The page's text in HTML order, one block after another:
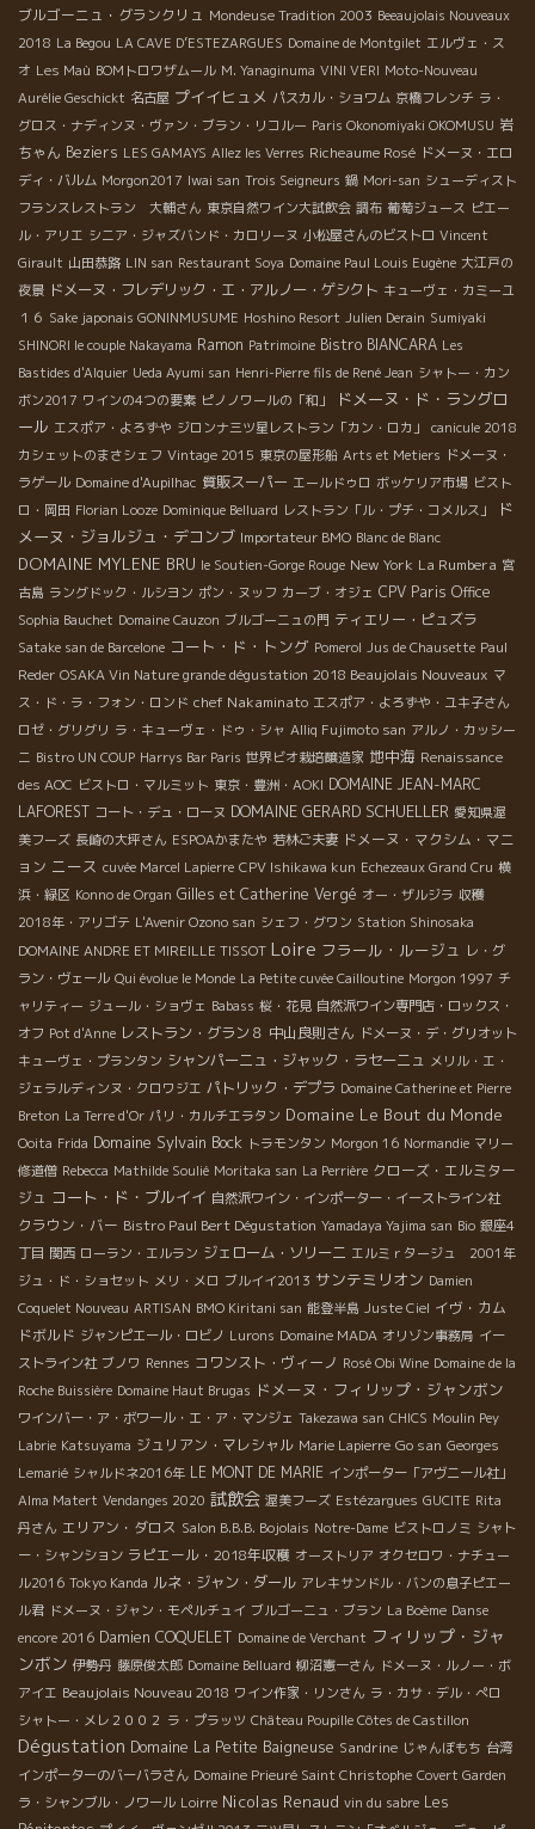
ブルゴーニュ・グランクリュ Mondeuse Tradition 2003 Beeaujolais Nouveaux
2018 La Begou LA CAVE D’ESTEZARGUES Domaine de Montgilet エルヴェ・ス
オ Les Maù BOMトロワザムール M. Yanaginuma VINI VERI Moto-Nouveau
Aurélie Geschickt 名古屋 プイイヒュメ パスカル・ショワム 京橋フレンチ ラ・
グロス・ナディンヌ・ヴァン・ブラン・リコルー Paris Okonomiyaki OKOMUSU 岩
ちゃん Beziers LES GAMAYS Allez les Verres Richeaume Rosé ドメーヌ・エロ
ディ・バルム Morgon2017 Iwai san Trois Seigneurs 鍋 Mori-san シューディスト
フランスレストラン 大輔さん 東京自然ワイン大試飲会 調布 葡萄ジュース ピエー
ル・アリエ シニア・ジャズバンド・カロリーヌ 小松屋さんのビストロ Vincent
Girault 山田恭路 LIN san Restaurant Soya Domaine Paul Louis Eugène 大江戸の
夜景 ドメーヌ・フレデリック・エ・アルノー・ゲシクト キューヴェ・カミーユ
１６ Sake japonais GONINMUSUME Hoshino Resort Julien Derain Sumiyaki
SHINORI le couple Nakayama Ramon Patrimoine Bistro BIANCARA Les
Bastides d'Alquier Ueda Ayumi san Henri-Pierre fils de René Jean シャトー・カン
ボン2017 ワインの4つの要素 ピノノワールの「和」
ドメーヌ・ド・ラングロ
ール エスポア・よろずや ジロンナ三ツ星レストラン「カン・ロカ」
canicule 2018
カシェットのまさシェフ Vintage 2015 東京の屋形船 Arts et Metiers ドメーヌ・
ラゲール Domaine d'Aupilhac 質販スーパー エールドゥロ ボッケリア市場 ビスト
ロ・岡田 Florian Looze Dominique Belluard レストラン「ル・プチ・コメルス」
ド
メーヌ・ジョルジュ・デコンブ Importateur BMO Blanc de Blanc
DOMAINE MYLENE BRU le Soutien-Gorge Rouge New York La Rumbera 宮
古島 ラングドック・ルシヨン ポン・ヌッフ カーブ・オジェ CPV Paris Office
Sophia Bauchet Domaine Cauzon ブルゴーニュの門 ティエリー・ピュズラ
Satake san de Barcelone コート・ド・トング Pomerol Jus de Chausette Paul
Reder OSAKA Vin Nature grande dégustation 2018 Beaujolais Nouveaux マ
ス・ド・ラ・フォン・ロンド chef Nakaminato エスポア・よろずや・ユキ子さん
ロゼ・グリグリ ラ・キューヴェ・ドゥ・シャ Alliq Fujimoto san アルノ・カッシー
ニ Bistro UN COUP Harrys Bar Paris 世界ビオ栽培醸造家 地中海 Renaissance
des AOC ビストロ・マルミット 東京・豊洲・AOKI DOMAINE JEAN-MARC
LAFOREST コート・デュ・ローヌ DOMAINE GERARD SCHUELLER 愛知県渥
美フーズ 長崎の大坪さん ESPOAかまたや 若林ご夫妻 ドメーヌ・マクシム・マニ
ョン ニース cuvée Marcel Lapierre CPV Ishikawa kun Echezeaux Grand Cru 横
浜・緑区 Konno de Organ Gilles et Catherine Vergé オー・ザルジラ 収穫
2018年・アリゴテ L'Avenir Ozono san シェフ・グワン Station Shinosaka
DOMAINE ANDRE ET MIREILLE TISSOT Loire フラール・ルージュ レ・グ
ラン・ヴェール Qui évolue le Monde La Petite cuvée Cailloutine Morgon 1997 チ
ャリティー ジュール・ショヴェ Babass 桜・花見 自然派ワイン専門店・ロックス・
オフ Pot d'Anne レストラン・グラン８ 中山良則さん ドメーヌ・デ・グリオット
キューヴェ・プランタン シャンパーニュ・ジャック・ラセーニュ メリル・エ・
ジェラルディンヌ・クロワジエ パトリック・デプラ Domaine Catherine et Pierre
Breton La Terre d'Or パリ・カルチエラタン Domaine Le Bout du Monde
Ooita Frida Domaine Sylvain Bock トラモンタン Morgon 16 Normandie マリー
修道僧 Rebecca Mathilde Soulié Moritaka san La Perrière クローズ・エルミター
ジュ コート・ド・ブルイイ 自然派ワイン・インポーター・イーストライン社
クラウン・バー Bistro Paul Bert Dégustation Yamadaya Yajima san Bio 銀座4
丁目 関西 ローラン・エルラン ジェローム・ソリーニ エルミｒタージュ 2001年
ジュ・ド・ショセット メリ・メロ ブルイイ2013 サンテミリオン Damien
Coquelet Nouveau ARTISAN BMO Kiritani san 能登半島 Juste Ciel イヴ・カム
ドボルド ジャンピエール・ロビノ Lurons Domaine MADA オリゾン事務局 イー
ストライン社 ブノワ Rennes コワンスト・ヴィーノ Rosé Obi Wine Domaine de la
Roche Buissière Domaine Haut Brugas ドメーヌ・フィリップ・ジャンボン
ワインバー・ア・ボワール・エ・ア・マンジェ Takezawa san CHICS Moulin Pey
Labrie Katsuyama ジュリアン・マレシャル Marie Lapierre Go san Georges
Lemarié シャルドネ2016年 LE MONT DE MARIE インポーター「アヴニール社」
Alma Matert Vendanges 2020 試飲会 渥美フーズ Estézargues GUCITE Rita
丹さん エリアン・ダロス Salon B.B.B. Bojolais Notre-Dame ビストロノミ シャト
ー・シャンション ラピエール・2018年収穫 オーストリア オクセロワ・ナチュー
ル2016 Tokyo Kanda ルネ・ジャン・ダール アレキサンドル・バンの息子ピエー
ル君 ドメーヌ・ジャン・モペルチュイ ブルゴーニュ・ブラン La Boème Danse
encore 2016 Damien COQUELET Domaine de Verchant フィリップ・ジャ
ンボン 伊勢丹 藤原俊太郎 Domaine Belluard 柳沼憲一さん ドメーヌ・ルノー・ボ
アイエ Beaujolais Nouveau 2018 ワイン作家・リンさん ラ・カサ・デル・ぺロ
シャトー・メレ２００２ ラ・プラッツ Château Poupille Côtes de Castillon
Dégustation Domaine La Petite Baigneuse Sandrine じゃんぼもち 台湾
インポーターのバーバラさん Domaine Prieuré Saint Christophe Covert Garden
ラ・シャンブル・ノワール Loirre Nicolas Renaud vin du sabre Les